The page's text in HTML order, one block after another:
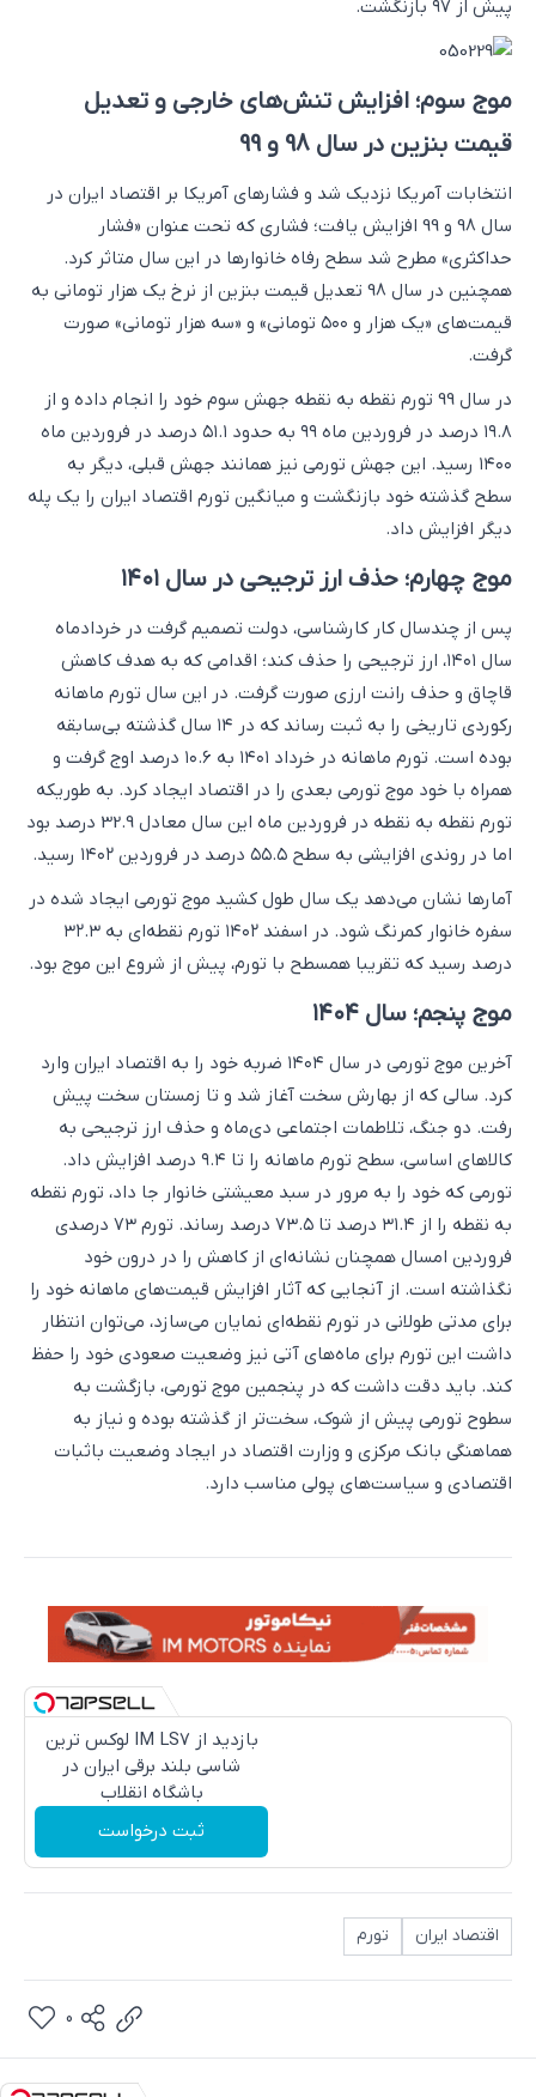
پیش از ۹۷ بازنگشت.
موج سوم؛ افزایش تنش‌های خارجی و تعدیل
قیمت بنزین در سال 98 و 99
انتخابات آمریکا نزدیک شد و فشارهای آمریکا بر اقتصاد ایران در
سال 98 و 99 افزایش یافت؛ فشاری که تحت عنوان «فشار
حداکثری» مطرح شد سطح رفاه خانوارها در این سال متاثر کرد.
همچنین در سال 98 تعدیل قیمت بنزین از نرخ یک هزار تومانی به
قیمت‌های «یک هزار و ۵۰۰ تومانی» و «سه هزار تومانی» صورت
گرفت.
در سال 99 تورم نقطه به نقطه جهش سوم خود را انجام داده و از
۱۹.۸ درصد در فروردین ماه ۹۹ به حدود ۵۱.۱ درصد در فروردین ماه
۱۴۰۰ رسید. این جهش تورمی نیز همانند جهش قبلی، دیگر به
سطح گذشته خود بازنگشت و میانگین تورم اقتصاد ایران را یک پله
دیگر افزایش داد.
موج چهارم؛ حذف ارز ترجیحی در سال ۱۴۰۱
پس از چندسال کار کارشناسی، دولت تصمیم گرفت در خردادماه
سال ۱۴۰۱، ارز ترجیحی را حذف کند؛ اقدامی که به هدف کاهش
قاچاق و حذف رانت ارزی صورت گرفت. در این سال تورم ماهانه
رکوردی تاریخی را به ثبت رساند که در ۱۴ سال گذشته بی‌سابقه
بوده است. تورم ماهانه در خرداد ۱۴۰۱ به ۱۰.۶ درصد اوج گرفت و
همراه با خود موج تورمی بعدی را در اقتصاد ایجاد کرد. به طوریکه
تورم نقطه به نقطه در فروردین ماه این سال معادل 32.9 درصد بود
اما در روندی افزایشی به سطح ۵۵.۵ درصد در فروردین ۱۴۰۲ رسید.
آمارها نشان می‌دهد یک سال طول کشید موج تورمی ایجاد شده در
سفره خانوار کمرنگ شود. در اسفند ۱۴۰۲ تورم نقطه‌ای به ۳۲.۳
درصد رسید که تقریبا همسطح با تورم، پیش از شروع این موج بود.
موج پنجم؛ سال ۱۴۰۴
آخرین موج تورمی در سال ۱۴۰۴ ضربه خود را به اقتصاد ایران وارد
کرد. سالی که از بهارش سخت آغاز شد و تا زمستان سخت پیش‌
رفت. دو جنگ، تلاطمات اجتماعی دی‌ماه و حذف ارز ترجیحی به
کالاهای اساسی، سطح تورم ماهانه را تا ۹.۴ درصد افزایش داد.
تورمی که خود را به مرور در سبد معیشتی خانوار جا داد، تورم نقطه
به نقطه را از ۳۱.۴ درصد تا ۷۳.۵ درصد رساند. تورم ۷۳ درصدی
فروردین امسال همچنان نشانه‌ای از کاهش را در درون خود
نگذاشته است. از آنجایی که آثار افزایش قیمت‌های ماهانه خود را
برای مدتی طولانی در تورم نقطه‌ای نمایان می‌سازد، می‌توان انتظار
داشت این تورم برای ماه‌های آتی نیز وضعیت صعودی خود را حفظ
کند. باید دقت داشت که در پنجمین موج تورمی، بازگشت به
سطوح تورمی پیش از شوک، سخت‌تر از گذشته بوده و نیاز به
هماهنگی بانک مرکزی و وزارت اقتصاد در ایجاد وضعیت باثبات
اقتصادی و سیاست‌های پولی مناسب دارد.
بازدید از IM LS7 لوکس ترین
شاسی بلند برقی ایران در
باشگاه انقلاب
ثبت درخواست
اقتصاد ایران تورم
0